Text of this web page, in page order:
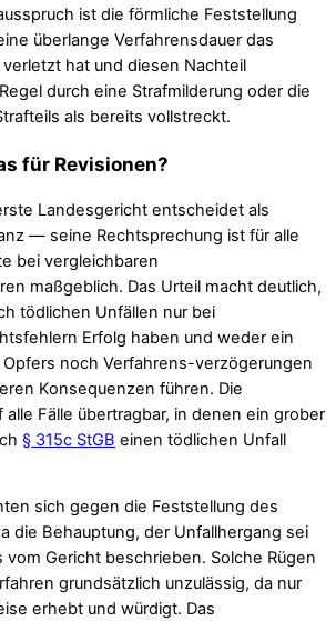
ist die förmliche Feststellung
überlange Verfahrensdauer das
hat und diesen Nachteil
durch eine Strafmilderung oder die
als bereits vollstreckt.
für Revisionen?
Landesgericht entscheidet als
— seine Rechtsprechung ist für alle
bei vergleichbaren
maßgeblich. Das Urteil macht deutlich,
tödlichen Unfällen nur bei
Erfolg haben und weder ein
noch Verfahrens-verzögerungen
Konsequenzen führen. Die
alle Fälle übertragbar, in denen ein grober
§ 315c StGB einen tödlichen Unfall
sich gegen die Feststellung des
die Behauptung, der Unfallhergang sei
Gericht beschrieben. Solche Rügen
grundsätzlich unzulässig, da nur
erhebt und würdigt. Das